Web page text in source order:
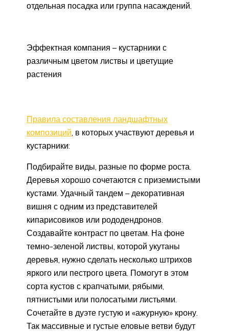
отдельная посадка или группа насаждений.
Эффектная компания – кустарники с
различным цветом листвы и цветущие
растения
Правила составления ландшафтных
композиций, в которых участвуют деревья и
кустарники:
Подбирайте виды, разные по форме роста.
Деревья хорошо сочетаются с приземистыми
кустами. Удачный тандем – декоративная
вишня с одним из представителей
кипарисовиков или рододендронов.
Создавайте контраст по цветам. На фоне
темно-зеленой листвы, которой укутаны
деревья, нужно сделать несколько штрихов
яркого или пестрого цвета. Помогут в этом
сорта кустов с крапчатыми, рябыми,
пятнистыми или полосатыми листьями.
Сочетайте в дуэте густую и «ажурную» крону.
Так массивные и густые еловые ветви будут